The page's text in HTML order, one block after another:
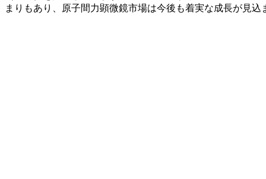
まりもあり、原子間力顕微鏡市場は今後も着実な成長が見込